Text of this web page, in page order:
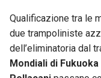
Qualificazione tra le
due trampoliniste
dell’eliminatoria dal
Mondiali di Fukuoka